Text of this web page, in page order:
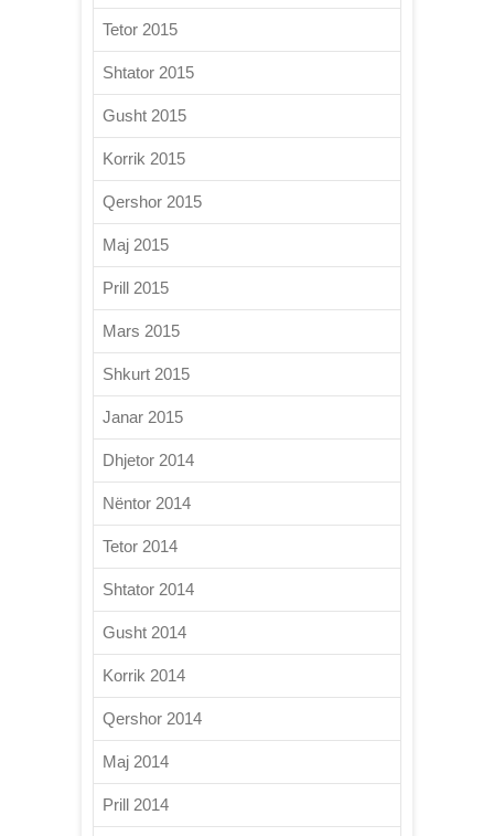
Tetor 2015
Shtator 2015
Gusht 2015
Korrik 2015
Qershor 2015
Maj 2015
Prill 2015
Mars 2015
Shkurt 2015
Janar 2015
Dhjetor 2014
Nëntor 2014
Tetor 2014
Shtator 2014
Gusht 2014
Korrik 2014
Qershor 2014
Maj 2014
Prill 2014